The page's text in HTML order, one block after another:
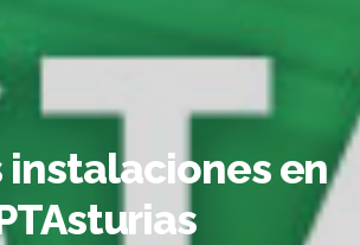
instalaciones en